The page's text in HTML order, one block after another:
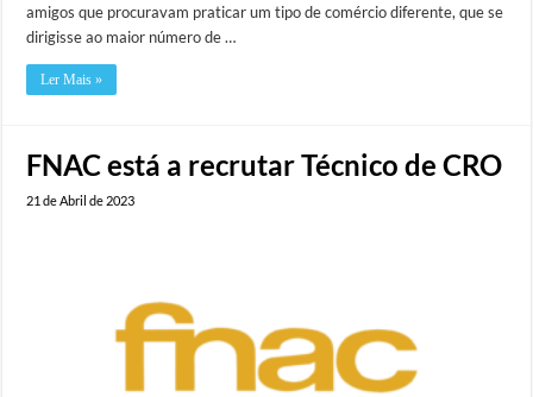
amigos que procuravam praticar um tipo de comércio diferente, que se
dirigisse ao maior número de …
Ler Mais »
FNAC está a recrutar Técnico de CRO
21 de Abril de 2023